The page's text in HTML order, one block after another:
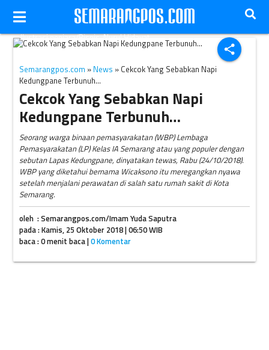
share
Ilustrasi penjara/Bisnis-Nurul Hidayat
Semarangpos.com » News » Cekcok Yang Sebabkan Napi
Kedungpane Terbunuh…
Cekcok Yang Sebabkan Napi
Kedungpane Terbunuh…
Seorang warga binaan pemasyarakatan (WBP) Lembaga
Pemasyarakatan (LP) Kelas IA Semarang atau yang populer dengan
sebutan Lapas Kedungpane, dinyatakan tewas, Rabu (24/10/2018).
WBP yang diketahui bernama Wicaksono itu meregangkan nyawa
setelah menjalani perawatan di salah satu rumah sakit di Kota
Semarang.
oleh : Semarangpos.com/Imam Yuda Saputra
pada : Kamis, 25 Oktober 2018 | 06:50 WIB
baca : 0 menit baca |0 Komentar